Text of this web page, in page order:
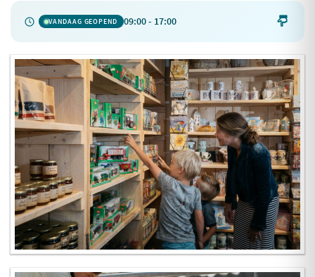
VANDAAG GEOPEND 09:00 - 17:00 